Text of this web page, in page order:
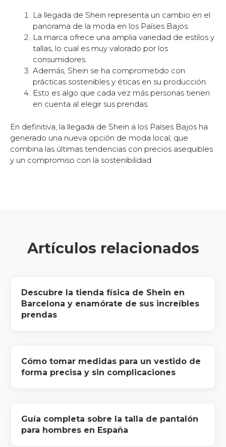
La llegada de Shein representa un cambio en el
panorama de la moda en los Países Bajos.
La marca ofrece una amplia variedad de estilos y
tallas, lo cual es muy valorado por los
consumidores.
Además, Shein se ha comprometido con
prácticas sostenibles y éticas en su producción.
Esto es algo que cada vez más personas tienen
en cuenta al elegir sus prendas.
En definitiva, la llegada de Shein a los Países Bajos ha
generado una nueva opción de moda local, que
combina las últimas tendencias con precios asequibles
y un compromiso con la sostenibilidad.
Artículos relacionados
Descubre la tienda física de Shein en
Barcelona y enamórate de sus increíbles
prendas
Cómo tomar medidas para un vestido de
forma precisa y sin complicaciones
Guía completa sobre la talla de pantalón
para hombres en España